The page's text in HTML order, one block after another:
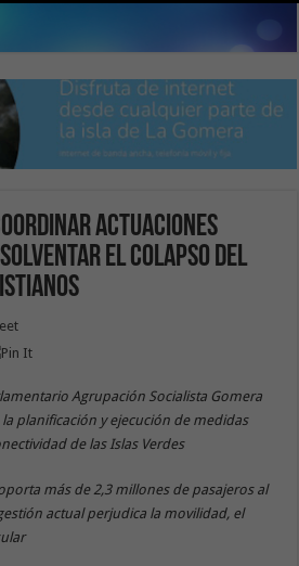
actuaciones
el colapso del
Agrupación Socialista Gomera
la planificación y ejecución de medidas
de las Islas Verdes
más de 2,3 millones de pasajeros al
actual perjudica la movilidad, el